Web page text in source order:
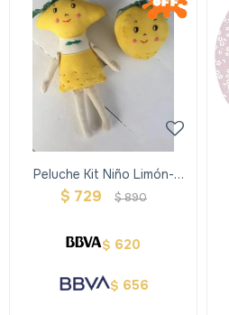
Peluche Kit Niño Limón-
Kyoco
$ 729 $890
$ 620
$ 656